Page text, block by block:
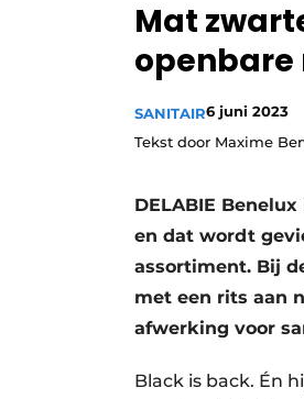
Privacy /
Vacature
Video’s
Mat
SANITAIR6 juni 2023
Tekst door Maxime
DELABIE
en dat wordt
assortiment. Bij
met een rits aan
afwerking voor
Black is back. Én